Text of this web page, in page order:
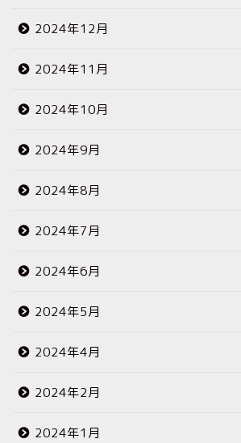
2024年12月
2024年11月
2024年10月
2024年9月
2024年8月
2024年7月
2024年6月
2024年5月
2024年4月
2024年2月
2024年1月